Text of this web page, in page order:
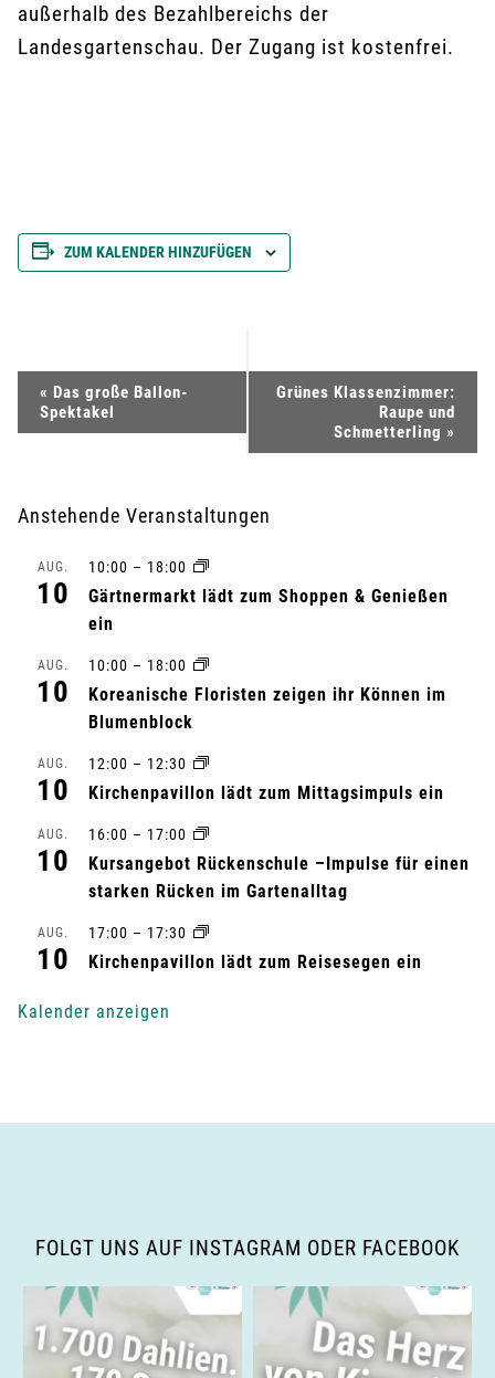
außerhalb des Bezahlbereichs der
Landesgartenschau. Der Zugang ist kostenfrei.
ZUM KALENDER HINZUFÜGEN
e
a
-
a
« Das große Ballon-
Spektakel
Grünes Klassenzimmer:
Raupe und
Schmetterling »
Anstehende Veranstaltungen
AUG.
10
10:00 – 18:00
Gärtnermarkt lädt zum Shoppen & Genießen
ein
AUG.
10
10:00 – 18:00
Koreanische Floristen zeigen ihr Können im
Blumenblock
AUG.
10
12:00 – 12:30
Kirchenpavillon lädt zum Mittagsimpuls ein
AUG.
10
16:00 – 17:00
Kursangebot Rückenschule –Impulse für einen
starken Rücken im Gartenalltag
AUG.
10
17:00 – 17:30
Kirchenpavillon lädt zum Reisesegen ein
Kalender anzeigen
FOLGT UNS AUF INSTAGRAM ODER FACEBOOK